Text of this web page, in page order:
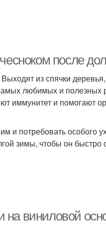
после
из спячки
любимых и полезных
иммунитет и помогают
и потребовать особого
зимы, чтобы он
на виниловой